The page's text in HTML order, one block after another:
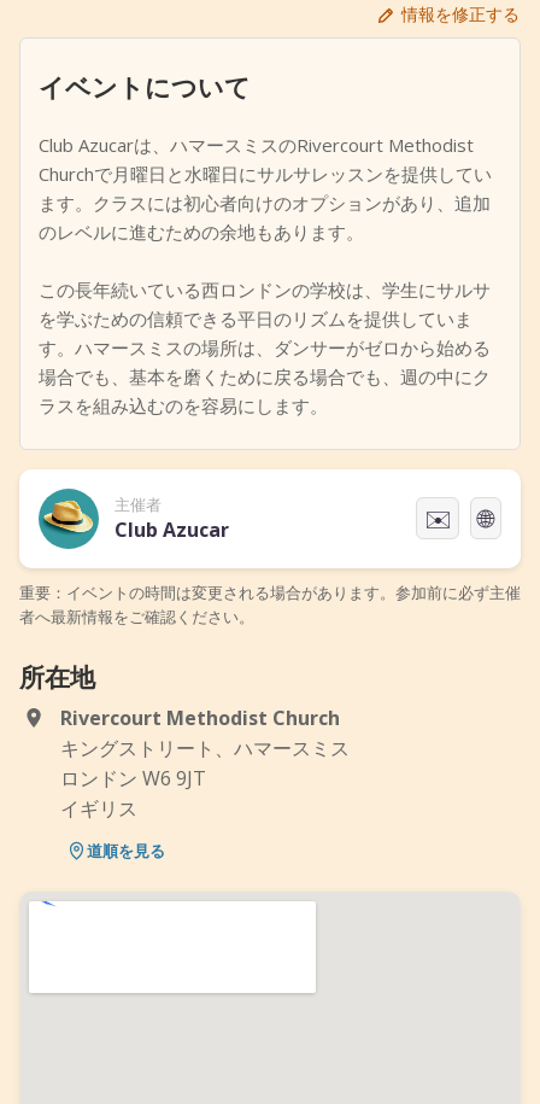
情報を修正する
イベントについて
Club Azucarは、ハマースミスのRivercourt Methodist
Churchで月曜日と水曜日にサルサレッスンを提供してい
ます。クラスには初心者向けのオプションがあり、追加
のレベルに進むための余地もあります。
この長年続いている西ロンドンの学校は、学生にサルサ
を学ぶための信頼できる平日のリズムを提供していま
す。ハマースミスの場所は、ダンサーがゼロから始める
場合でも、基本を磨くために戻る場合でも、週の中にク
ラスを組み込むのを容易にします。
主催者
Club Azucar ✉️ 🌐
重要：イベントの時間は変更される場合があります。参加前に必ず主催
者へ最新情報をご確認ください。
所在地
Rivercourt Methodist Church
キングストリート、ハマースミス
ロンドン W6 9JT
イギリス
道順を見る